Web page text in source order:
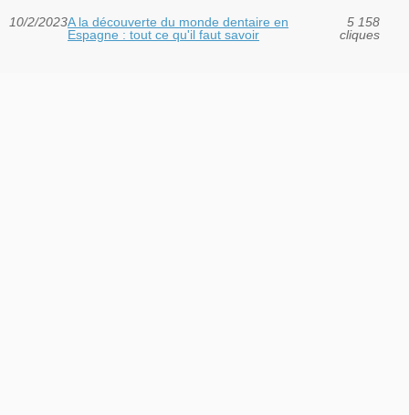
10/2/2023A la découverte du monde dentaire en
Espagne : tout ce qu'il faut savoir
5 158
cliques